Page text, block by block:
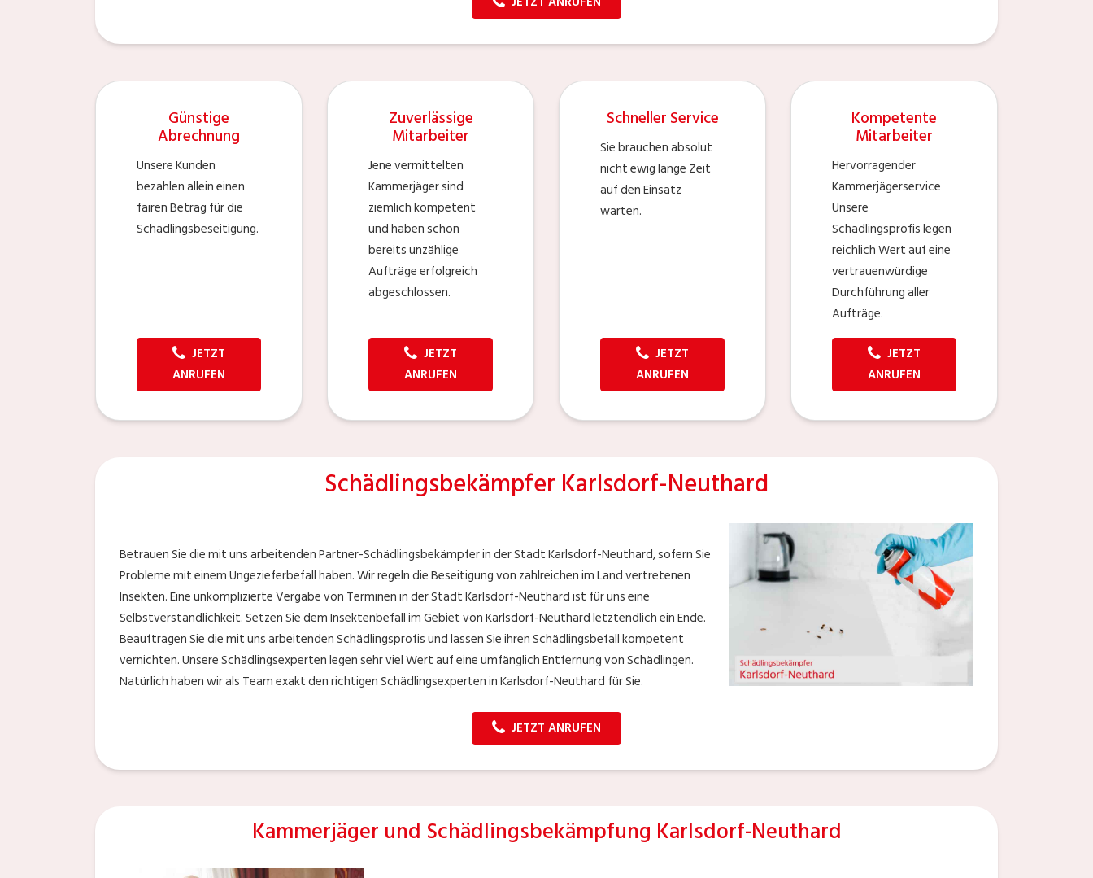
Günstige
Abrechnung
Unsere Kunden
bezahlen allein einen
fairen Betrag für die
Schädlingsbeseitigung.
JETZT
ANRUFEN
Zuverlässige
Mitarbeiter
Jene vermittelten
Kammerjäger sind
ziemlich kompetent
und haben schon
bereits unzählige
Aufträge erfolgreich
abgeschlossen.
JETZT
ANRUFEN
Schneller Service
Sie brauchen absolut
nicht ewig lange Zeit
auf den Einsatz
warten.
JETZT
ANRUFEN
Kompetente
Mitarbeiter
Hervorragender
Kammerjägerservice
Unsere
Schädlingsprofis legen
reichlich Wert auf eine
vertrauenwürdige
Durchführung aller
Aufträge.
JETZT
ANRUFEN
Schädlingsbekämpfer Karlsdorf-Neuthard
Betrauen Sie die mit uns arbeitenden Partner-Schädlingsbekämpfer in der Stadt Karlsdorf-Neuthard, sofern Sie
Probleme mit einem Ungezieferbefall haben. Wir regeln die Beseitigung von zahlreichen im Land vertretenen
Insekten. Eine unkomplizierte Vergabe von Terminen in der Stadt Karlsdorf-Neuthard ist für uns eine
Selbstverständlichkeit. Setzen Sie dem Insektenbefall im Gebiet von Karlsdorf-Neuthard letztendlich ein Ende.
Beauftragen Sie die mit uns arbeitenden Schädlingsprofis und lassen Sie ihren Schädlingsbefall kompetent
vernichten. Unsere Schädlingsexperten legen sehr viel Wert auf eine umfänglich Entfernung von Schädlingen.
Natürlich haben wir als Team exakt den richtigen Schädlingsexperten in Karlsdorf-Neuthard für Sie.
JETZT ANRUFEN
Kammerjäger und Schädlingsbekämpfung Karlsdorf-Neuthard